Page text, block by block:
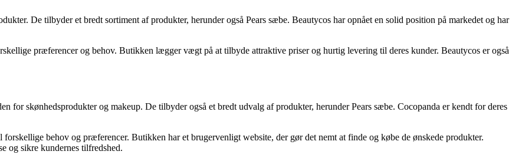
De tilbyder et bredt sortiment af produkter, herunder også Pears sæbe. Beautycos har opnået en solid position på markedet og har
præferencer og behov. Butikken lægger vægt på at tilbyde attraktive priser og hurtig levering til deres kunder. Beautycos er også
for skønhedsprodukter og makeup. De tilbyder også et bredt udvalg af produkter, herunder Pears sæbe. Cocopanda er kendt for deres
behov og præferencer. Butikken har et brugervenligt website, der gør det nemt at finde og købe de ønskede produkter.
og sikre kundernes tilfredshed.